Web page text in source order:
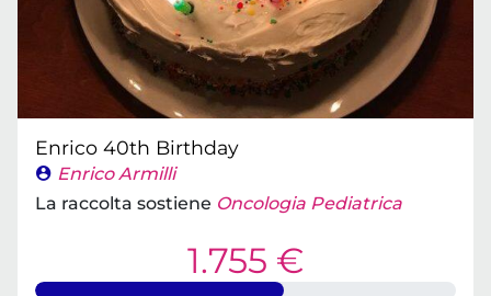
Enrico 40th Birthday
Enrico Armilli
La raccolta sostiene Oncologia Pediatrica
1.755 €